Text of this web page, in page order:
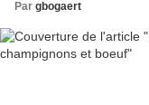
Par gbogaert